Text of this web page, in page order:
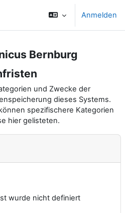
Anmelden
Bernburg
und Zwecke der
dieses Systems.
spezifischere Kategorien
hier gelisteten.
wurde nicht definiert